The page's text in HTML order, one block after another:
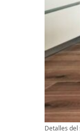
Detalles del